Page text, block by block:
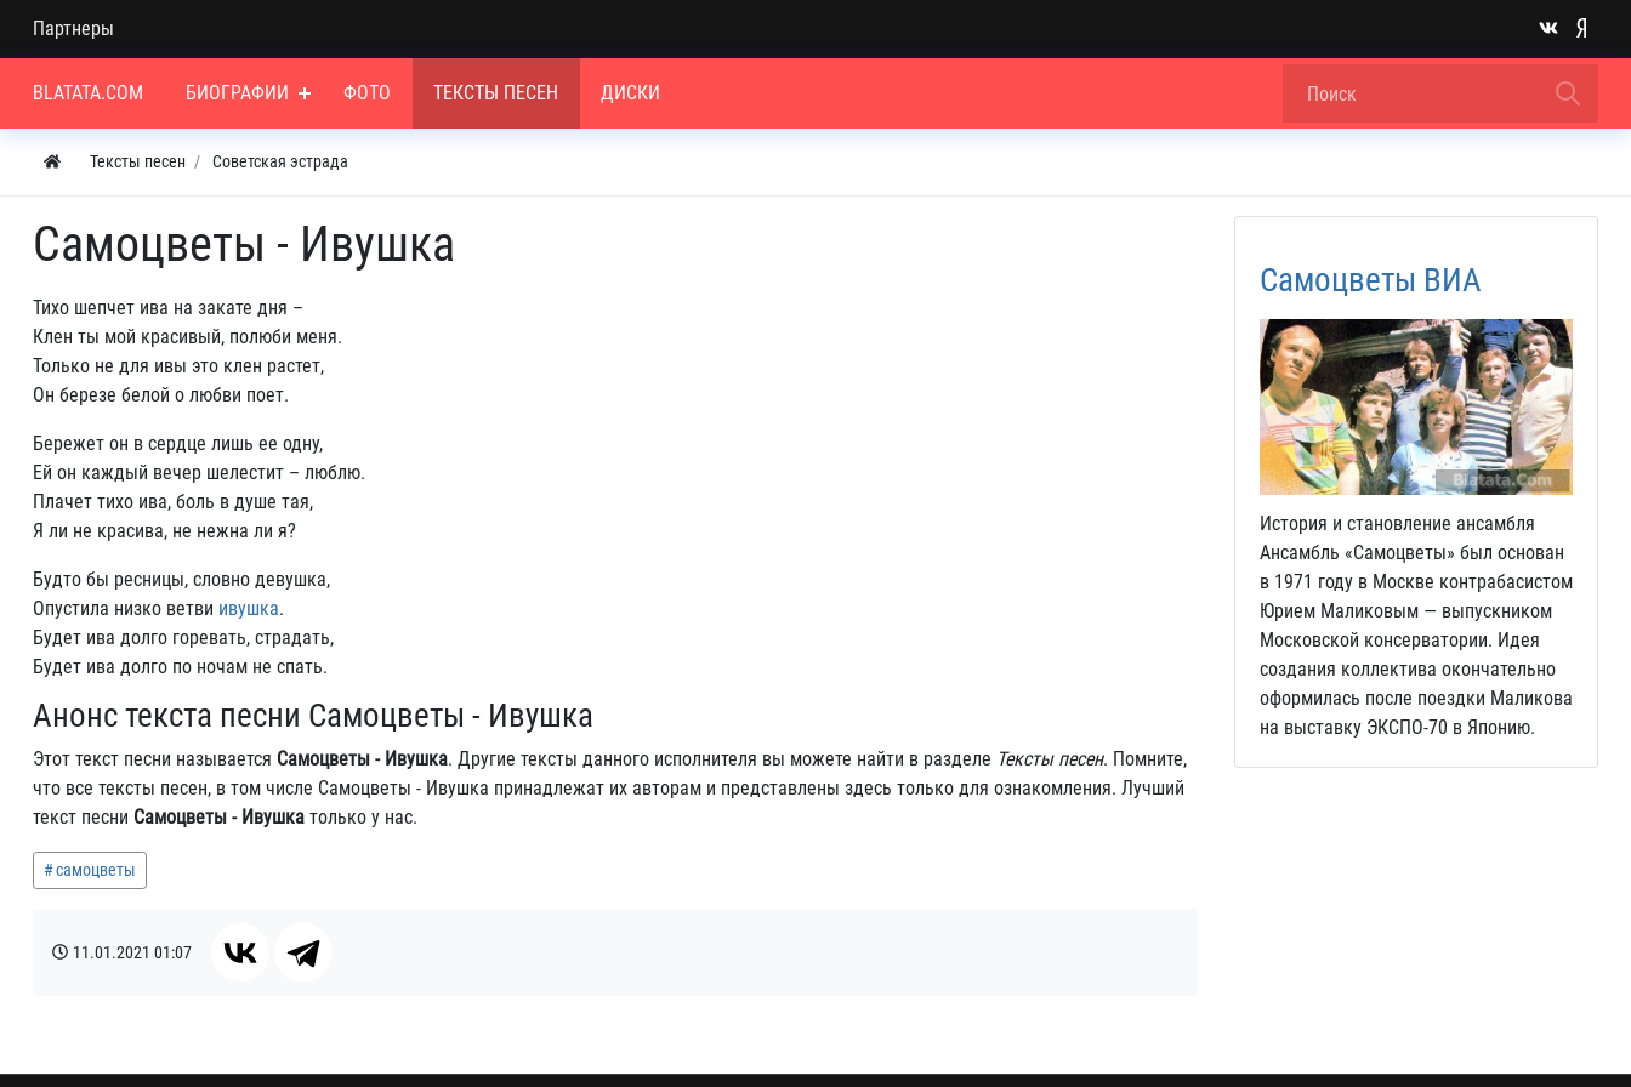
Партнеры
BLATATA.COM БИОГРАФИИ ФОТО ТЕКСТЫ ПЕСЕН ДИСКИ
Тексты песен Советская эстрада
Самоцветы - Ивушка
Тихо шепчет ива на закате дня –
Клен ты мой красивый, полюби меня.
Только не для ивы это клен растет,
Он березе белой о любви поет.
Бережет он в сердце лишь ее одну,
Ей он каждый вечер шелестит – люблю.
Плачет тихо ива, боль в душе тая,
Я ли не красива, не нежна ли я?
Будто бы ресницы, словно девушка,
Опустила низко ветви ивушка.
Будет ива долго горевать, страдать,
Будет ива долго по ночам не спать.
Анонс текста песни Самоцветы - Ивушка
Этот текст песни называется Самоцветы - Ивушка. Другие тексты данного исполнителя вы можете найти в разделе Тексты песен. Помните,
что все тексты песен, в том числе Самоцветы - Ивушка принадлежат их авторам и представлены здесь только для ознакомления. Лучший
текст песни Самоцветы - Ивушка только у нас.
самоцветы
11.01.2021 01:07
Самоцветы ВИА
История и становление ансамбля
Ансамбль «Самоцветы» был основан
в 1971 году в Москве контрабасистом
Юрием Маликовым — выпускником
Московской консерватории. Идея
создания коллектива окончательно
оформилась после поездки Маликова
на выставку ЭКСПО-70 в Японию.